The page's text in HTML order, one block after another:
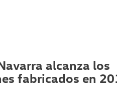
alcanza los
fabricados en